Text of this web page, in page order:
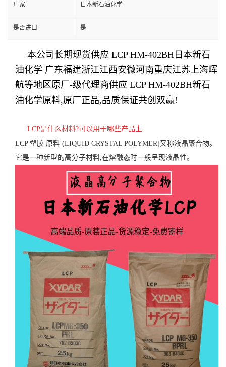
厂家 日本新石油化学
是否进口 是
本公司长期现货供应 LCP HM-402BH 日本新石
油化学 广东福建浙江江西安微河南重庆江苏上海晖
航等地区原厂-级代理商供应 LCP HM-402BH新石
油化学原料,原厂正品,品质保证共创双赢!
LCP是什么材料?可以用于哪些产品 上
LCP 塑胶 原料 (LIQUID CRYSTAL POLYMER)又称液晶聚合物。
它是一种新型的高分子材料,在熔融态时一般呈现液晶性。